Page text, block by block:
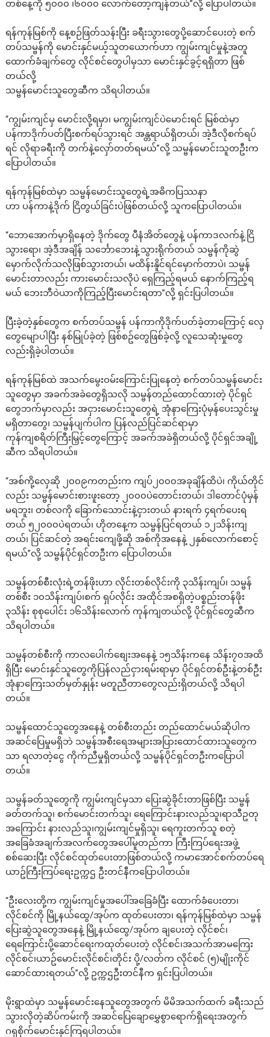
တစ်နေ့ကို ၅၀၀၀ ၊၆၀၀၀ လောက်တော့ကျန်တယ်”လို့ ပြောပါတယ်။
ရန်ကုန်မြစ်ကို နေ့စဉ်ဖြတ်သန်းပြီး ခရီးသွားတွေပို့ဆောင်ပေးတဲ့ စက်
တပ်သမ္ဗန်ကို မောင်းနှင်မယ့်သူတယောက်ဟာ ကျွမ်းကျင်မှုနဲ့အတူ
ထောက်ခံချက်တွေ လိုင်စင်တွေပါမှသာ မောင်းနှင်ခွင့်ရရှိတာ ဖြစ်
တယ်လို့
သမ္ဗန်မောင်းသူတွေဆီက သိရပါတယ်။
“ကျွမ်းကျင်မှ မောင်းလို့ရမှာ၊ မကျွမ်းကျင်ပဲမောင်းရင် မြစ်ထဲမှာ
ပန်ကာဒိုက်ပတ်ပြီးစက်ရပ်သွားရင် အန္တရာယ်ရှိတယ်၊ အဲ့ဒီလိုစက်ရပ်
ရင် လိုရာခရီးကို တက်နဲ့လှော်တတ်ရမယ်”လို့ သမ္ဗန်မောင်းသူတဦးက
ပြောပါတယ်။
ရန်ကုန်မြစ်ထဲမှာ သမ္ဗန်မောင်းသူတွေရဲ့အဓိကပြဿနာ
ဟာ ပန်ကာနဲ့ဒိုက် ငြိတွယ်ခြင်းပဲဖြစ်တယ်လို့ သူကပြောပါတယ်။
“ဘောအောက်မှာရှိနေတဲ့ ဒိုက်တွေ ပီနံအိတ်တွေနဲ့ ပန်ကာဒလက်နဲ့.ငြိ
သွားရော၊ အဲ့ဒီအချိန် သင်္ဘောဘေးနဲ့သွားရိုက်တယ် သမ္ဗန်ကိုဆွဲ
မှောက်လိုက်သလိုဖြစ်သွားတယ်၊ မထိန်းနိူင်ရင်မှောက်တာပဲ၊ သမ္ဗန်
မောင်းတာလည်း ကားမောင်းသလိုပဲ ရှေကြည့်ရမယ် နောက်ကြည့်ရ
မယ် ဘေးဘီဝဲယာကိုကြည့်ပြီးမောင်းရတာ”လို့ ရှင်းပြပါတယ်။
ပြီးခဲ့တဲ့နှစ်တွေက စက်တပ်သမ္ဗန် ပန်ကာကိုဒိုက်ပတ်ခဲ့တာကြောင့် လှေ
တွေမျောပါပြီး နစ်မြုပ်ခဲ့တဲ့ ဖြစ်စဥ်တွေဖြစ်ခဲ့လို့ လူသေဆုံးမှုတွေ
လည်းရှိခဲ့ပါတယ်။
ရန်ကုန်မြစ်ထဲ အသက်မွေးဝမ်းကြောင်းပြုနေတဲ့ စက်တပ်သမ္ဗန်မောင်း
သူတွေမှာ အခက်အခဲတွေရှိသလို သမ္ဗန်တည်ထောင်ထားတဲ့ ပိုင်ရှင်
တွေဘက်မှာလည်း အငှားမောင်းသူတွေရဲ့ အုံနာကြေးပုံမှန်ပေးသွင်းမှု
မရှိတာတွေ၊ သမ္ဗန်ပျက်ပါက ပြန်လည်ပြင်ဆင်ရာမှာ
ကုန်ကျစရိတ်ကြီးမြှင့်တွေကြောင့် အခက်အခဲရှိတယ်လို့ ပိုင်ရှင်အချို့
ဆီက သိရပါတယ်။
“အစ်ကို့လှေဆို ၂၀၀၉ကတည်းက ကျပ်၂၀၀၀အခုချိန်ထိပဲ၊ ကိုယ်တိုင်
လည်း သမ္ဗန်မောင်းစားဖူးတော့ ၂၀၀၀ပဲတောင်းတယ်၊ ဒါတောင်ပုံမှန်
မရဘူး၊ တစ်လကို ခြောက်သောင်းနဲ့ငှားတယ် နားရက် ၄ရက်ပေးရ
တယ် ၅၂၀၀၀ပဲရတယ်၊ ဟိုတနေ့က သမ္ဗန်ပြင်ရတယ် ၁၂သိန်းကျ
တယ်၊ ပြင်ဆင်တဲ့ အရင်းကျေဖို့ဆို အစ်ကိုအနေနဲ့ ၂နှစ်လောက်စောင့်
ရမယ်”လို့ သမ္ဗန်ပိုင်ရှင်တဦးက ပြောပါတယ်။
သမ္ဗန်တစ်စီးလုံးရဲ့တန်ဖိုးဟာ လိုင်းတစ်လိုင်းကို ၃သိန်းကျပ်၊ သမ္ဗန်
တစ်စီး ၁၀သိန်းကျပ်၊စက် ရှပ်လိုင်း အထိုင်အစရှိတဲ့ပစ္စည်းတန်ဖိုး
၃သိန်း စုစုပေါင်း ၁၆သိန်းလောက် ကုန်ကျတယ်လို့ ပိုင်ရှင်တွေဆီက
သိရပါတယ်။
သမ္ဗန်တစ်စီးကို ကာလပေါက်စျေးအနေနဲ့ ၁၅သိန်းကနေ သိန်း၇၀အထိ
ရှိပြီး မောင်းနှင်သူတွေကိုပြန်လည်ငှားရမ်းရာမှာ ပိုင်ရှင်တစ်ဦးနဲ့တစ်ဦး
အုံနာကြေးသတ်မှတ်နှုန်း မတူညီတာတွေလည်းရှိတယ်လို့ သိရပါ
တယ်။
သမ္ဗန်ထောင်သူတွေအနေနဲ့ တစ်စီးတည်း တည်ထောင်မယ်ဆိုပါက
အဆင်ပြေမှုမရှိဘဲ သမ္ဗန်အစီးရေအများအပြားထောင်ထားသူတွေက
သာ ရလာတဲ့ငွေ ကိုက်ညီမှုရှိတယ်လို့ သမ္ဗန်ပိုင်ရှင်တဦးကပြောပါ
တယ်။
သမ္ဗန်ခတ်သူတွေကို ကျွမ်းကျင်မှသာ ပြေးဆွဲခိုင်းတာဖြစ်ပြီး သမ္ဗန်
ခတ်တက်သူ၊ စက်မောင်းတက်သူ၊ ရေကြောင်းနားလည်သူ၊ရာသီဥတု
အကြောင်း နားလည်သူ၊ကျွမ်းကျင်မှုရှိသူ၊ ရေကူးတက်သူ စတဲ့
အခြေခံအချက်အလက်တွေအပေါ်မူတည်ကာ ကြီးကြပ်ရေးအဖွဲ့
စစ်ဆေးပြီး လိုင်စင်ထုတ်ပေးတာဖြစ်တယ်လို့ ကမာအောင်စက်တပ်ရေ
ယာဥ်ကြီးကြပ်ရေးဥက္ကဌ ဦးတင်နီကပြောပါတယ်။
“ဦးလေးတို့က ကျွမ်းကျင်မှုအပေါ်အခြေခံပြီး ထောက်ခံပေးတာ၊
လိုင်စင်ကို မြို့နယ်ထွေ/အုပ်က ထုတ်ပေးတာ၊ ရန်ကုန်မြစ်ထဲမှာ သမ္ဗန်
ပြေးဆွဲသူတွေအနေနဲ့ မြို့နယ်ထွေ/အုပ်က ချပေးတဲ့ လိုင်စင်၊
ရေကြောင်းပို့ဆောင်ရေးကထုတ်ပေးတဲ့ လိုင်စင်၊အသက်အာမကြေး
လိုင်စင်၊ယာဥ်မောင်းလိုင်စင်၊တိုင်း ပို့/လတ်က လိုင်စင် (၅)မျိုးကိုင်
ဆောင်ထားရတယ်”လို့ ဥက္ကဌဦးတင်နီက ရှင်းပြပါတယ်။
မိုးရွာထဲမှာ သမ္ဗန်မောင်းနေသူတွေအတွက် မိမိအသက်ထက် ခရီးသည်
သွားလိုတဲ့ဆိပ်ကမ်းကို အဆင်ပြေချောမွှေစွာရောက်ရှိရေးအတွက်
ဂရုစိုက်မောင်းနှင်ကြရပါတယ်။